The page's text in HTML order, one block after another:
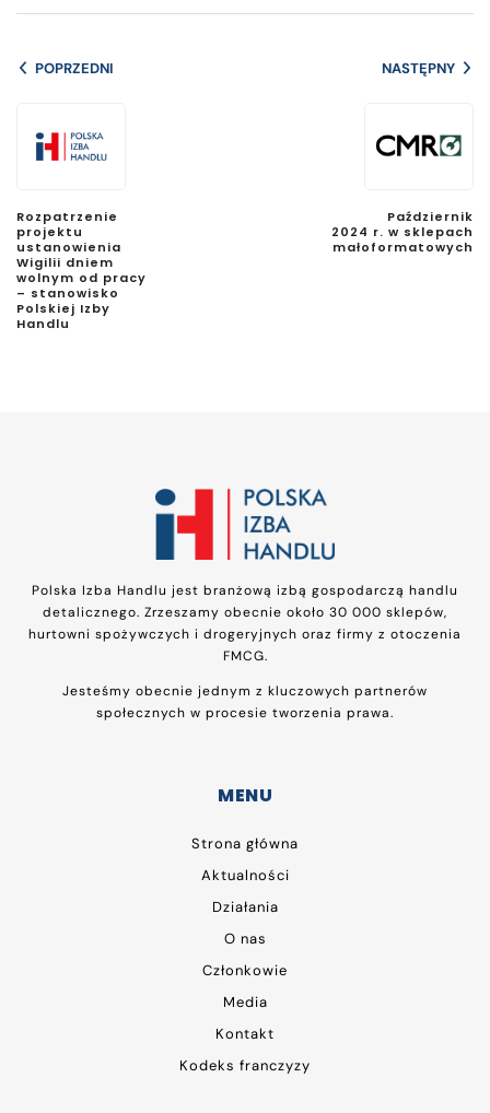
POPRZEDNI
Rozpatrzenie
projektu
ustanowienia
Wigilii dniem
wolnym od pracy
– stanowisko
Polskiej Izby
Handlu
NASTĘPNY
Październik
2024 r. w sklepach
małoformatowych
Polska Izba Handlu jest branżową izbą gospodarczą handlu
detalicznego. Zrzeszamy obecnie około 30 000 sklepów,
hurtowni spożywczych i drogeryjnych oraz firmy z otoczenia
FMCG.
Jesteśmy obecnie jednym z kluczowych partnerów
społecznych w procesie tworzenia prawa.
MENU
Strona główna
Aktualności
Działania
O nas
Członkowie
Media
Kontakt
Kodeks franczyzy